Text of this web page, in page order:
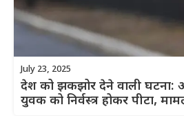
July 23, 2025
देश को झकझोर देने वाली घटना:
युवक को निर्वस्त्र होकर पीटा,